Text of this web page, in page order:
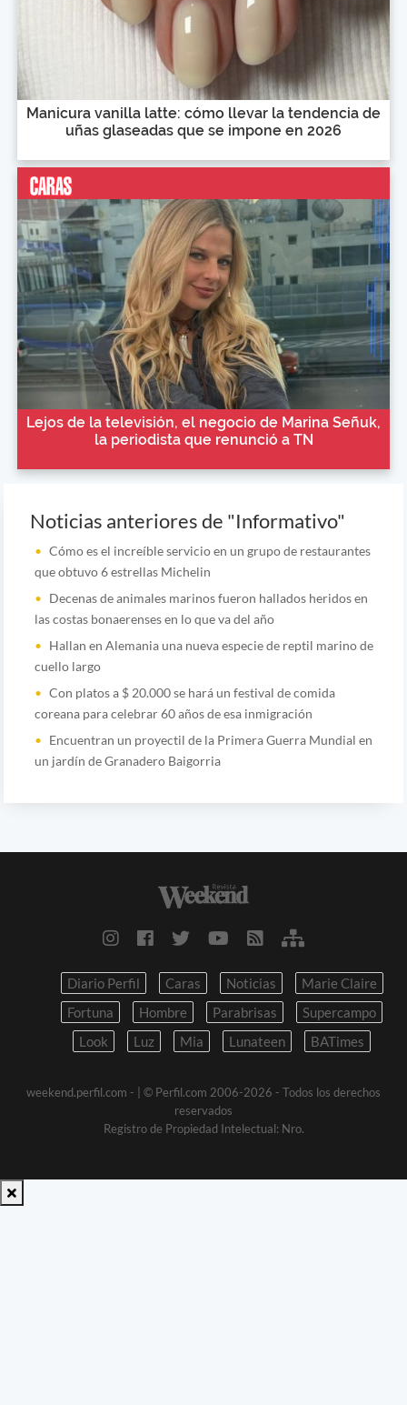
Manicura vanilla latte: cómo llevar la tendencia de
uñas glaseadas que se impone en 2026
Lejos de la televisión, el negocio de Marina Señuk,
la periodista que renunció a TN
Noticias anteriores de "Informativo"
Cómo es el increíble servicio en un grupo de restaurantes
que obtuvo 6 estrellas Michelin
Decenas de animales marinos fueron hallados heridos en
las costas bonaerenses en lo que va del año
Hallan en Alemania una nueva especie de reptil marino de
cuello largo
Con platos a $ 20.000 se hará un festival de comida
coreana para celebrar 60 años de esa inmigración
Encuentran un proyectil de la Primera Guerra Mundial en
un jardín de Granadero Baigorria
Diario Perfil Caras Noticias
Marie Claire
Fortuna
Hombre Parabrisas
Supercampo
Look
Luz Mia Lunateen BATimes
weekend.perfil.com -
| © Perfil.com 2006-2026 - Todos los derechos
reservados
Registro de Propiedad Intelectual: Nro.